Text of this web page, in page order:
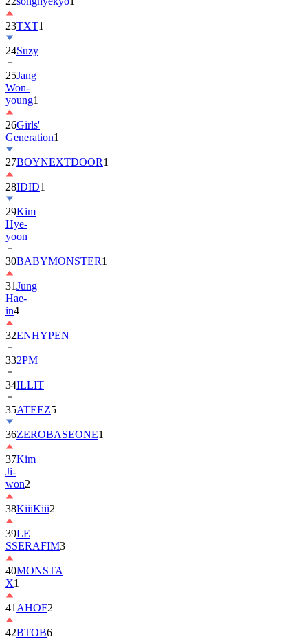
23TXT1
24Suzy
25Jang
Won-
young1
26Girls'
Generation1
27BOYNEXTDOOR1
28IDID1
29Kim
Hye-
yoon
30BABYMONSTER1
31Jung
Hae-
in4
32ENHYPEN
332PM
34ILLIT
35ATEEZ5
36ZEROBASEONE1
37Kim
Ji-
won2
38KiiiKiii2
39LE
SSERAFIM3
40MONSTA
X1
41 AHOF2
42BTOB6